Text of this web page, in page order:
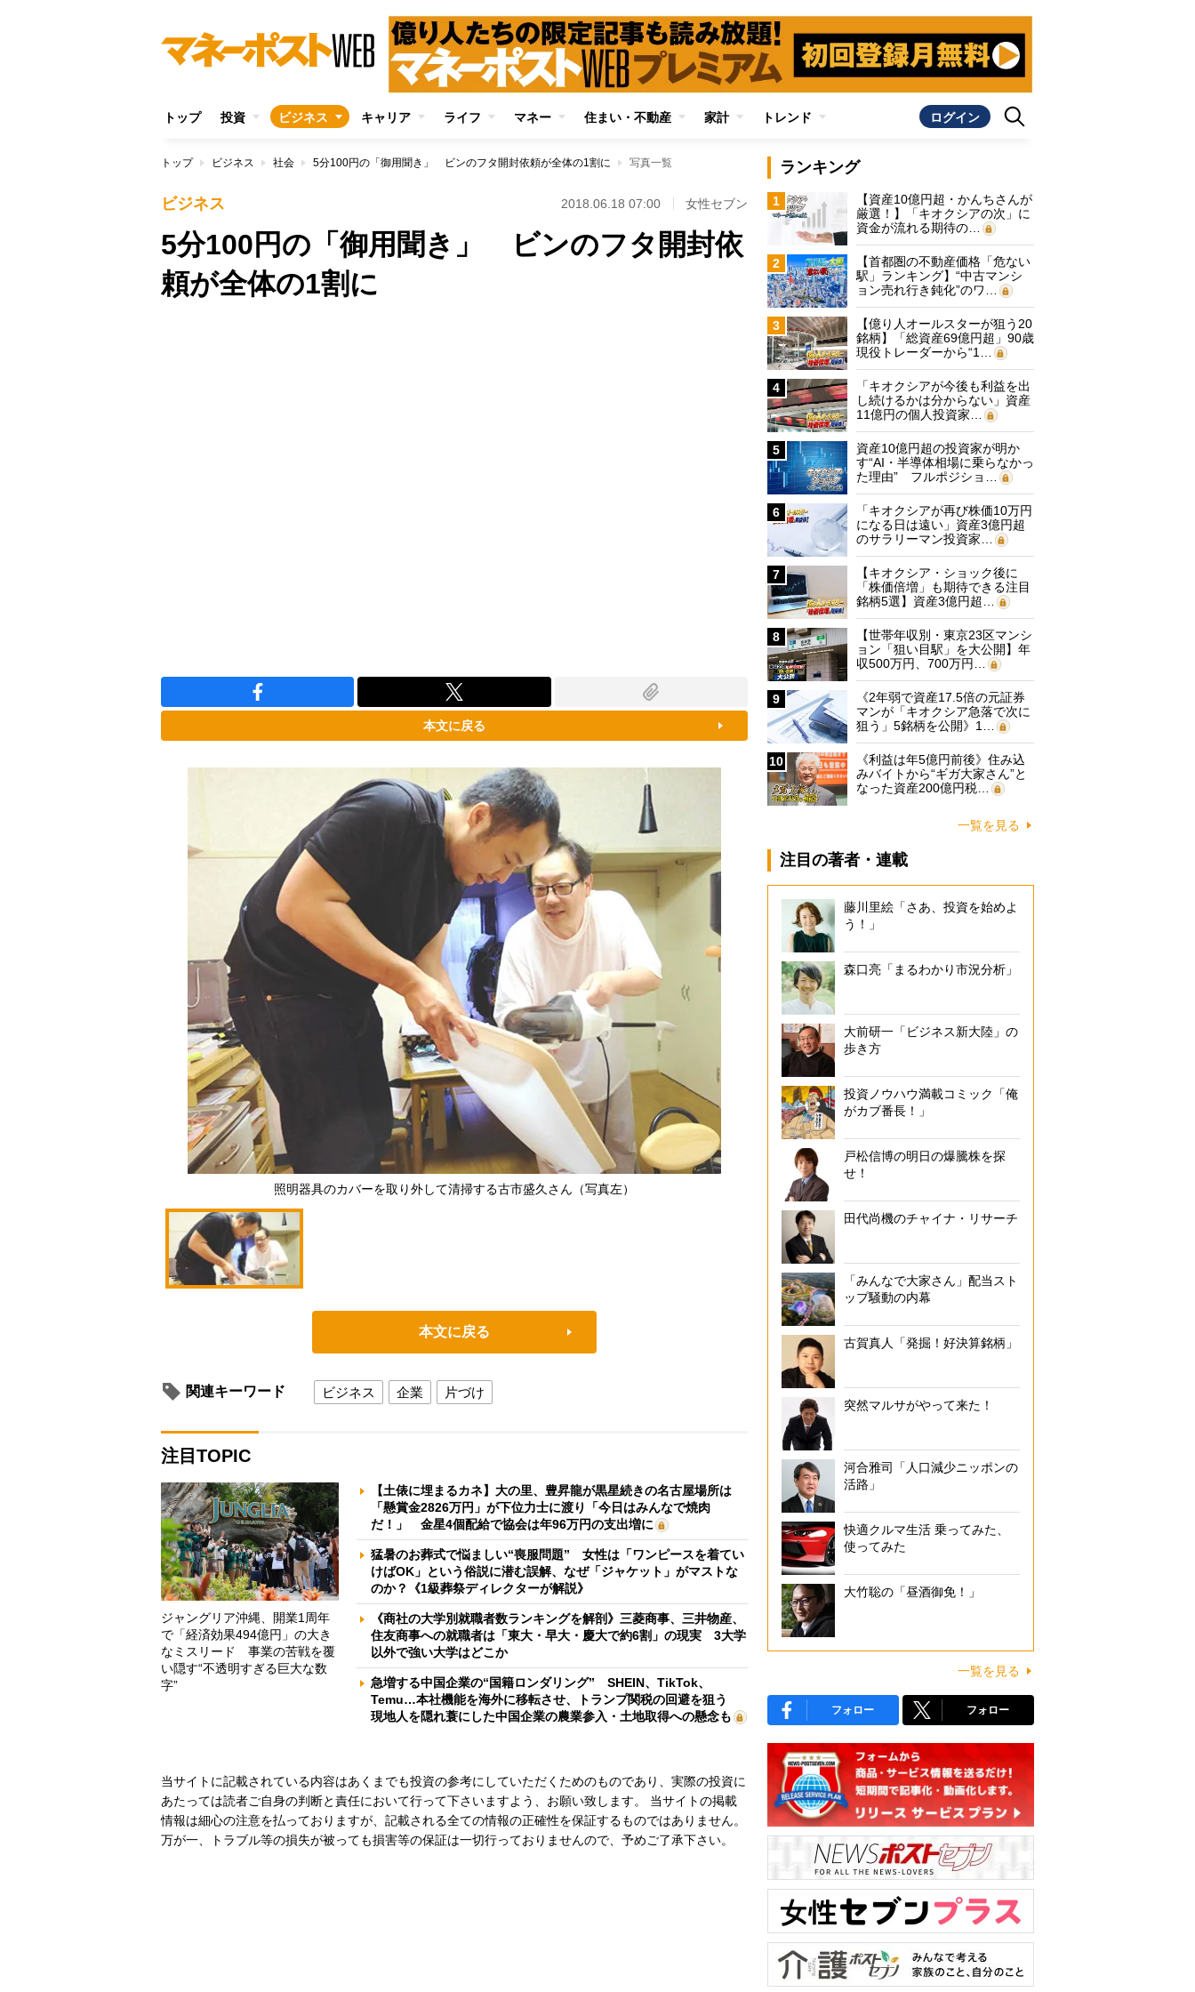
トップ 投資 ビジネス キャリア ライフ マネー 住まい・不動産 家計 トレンド ログイン
トップ ビジネス 社会 5分100円の「御用聞き」 ビンのフタ開封依頼が全体の1割に 写真一覧
ビジネス 2018.06.18 07:00 女性セブン
5分100円の「御用聞き」 ビンのフタ開封依
頼が全体の1割に
本文に戻る
照明器具のカバーを取り外して清掃する古市盛久さん（写真左）
本文に戻る
関連キーワード ビジネス 企業 片づけ
注目TOPIC
ジャングリア沖縄、開業1周年
で「経済効果494億円」の大き
なミスリード 事業の苦戦を覆
い隠す“不透明すぎる巨大な数
字”
【土俵に埋まるカネ】大の里、豊昇龍が黒星続きの名古屋場所は
「懸賞金2826万円」が下位力士に渡り「今日はみんなで焼肉
だ！」 金星4個配給で協会は年96万円の支出増に
猛暑のお葬式で悩ましい“喪服問題” 女性は「ワンピースを着てい
けばOK」という俗説に潜む誤解、なぜ「ジャケット」がマストな
のか？《1級葬祭ディレクターが解説》
《商社の大学別就職者数ランキングを解剖》三菱商事、三井物産、
住友商事への就職者は「東大・早大・慶大で約6割」の現実 3大学
以外で強い大学はどこか
急増する中国企業の“国籍ロンダリング” SHEIN、TikTok、
Temu…本社機能を海外に移転させ、トランプ関税の回避を狙う
現地人を隠れ蓑にした中国企業の農業参入・土地取得への懸念も
当サイトに記載されている内容はあくまでも投資の参考にしていただくためのものであり、実際の投資に
あたっては読者ご自身の判断と責任において行って下さいますよう、お願い致します。 当サイトの掲載
情報は細心の注意を払っておりますが、記載される全ての情報の正確性を保証するものではありません。
万が一、トラブル等の損失が被っても損害等の保証は一切行っておりませんので、予めご了承下さい。
ランキング
1
【資産10億円超・かんちさんが
厳選！】「キオクシアの次」に
資金が流れる期待の…
2
【首都圏の不動産価格「危ない
駅」ランキング】“中古マンシ
ョン売れ行き鈍化”のワ…
3
【億り人オールスターが狙う20
銘柄】「総資産69億円超」90歳
現役トレーダーから“1…
4
「キオクシアが今後も利益を出
し続けるかは分からない」資産
11億円の個人投資家…
5
資産10億円超の投資家が明か
す“AI・半導体相場に乗らなかっ
た理由” フルポジショ…
6
「キオクシアが再び株価10万円
になる日は遠い」資産3億円超
のサラリーマン投資家…
7
【キオクシア・ショック後に
「株価倍増」も期待できる注目
銘柄5選】資産3億円超…
8
【世帯年収別・東京23区マンシ
ョン「狙い目駅」を大公開】年
収500万円、700万円…
9
《2年弱で資産17.5倍の元証券
マンが「キオクシア急落で次に
狙う」5銘柄を公開》1…
10
《利益は年5億円前後》住み込
みバイトから“ギガ大家さん”と
なった資産200億円税…
一覧を見る
注目の著者・連載
藤川里絵「さあ、投資を始めよ
う！」
森口亮「まるわかり市況分析」
大前研一「ビジネス新大陸」の
歩き方
投資ノウハウ満載コミック「俺
がカブ番長！」
戸松信博の明日の爆騰株を探
せ！
田代尚機のチャイナ・リサーチ
「みんなで大家さん」配当スト
ップ騒動の内幕
古賀真人「発掘！好決算銘柄」
突然マルサがやって来た！
河合雅司「人口減少ニッポンの
活路」
快適クルマ生活 乗ってみた、
使ってみた
大竹聡の「昼酒御免！」
一覧を見る
フォロー フォロー